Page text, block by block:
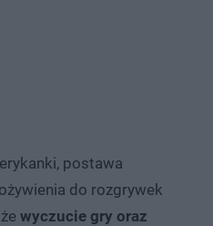
postawa
do rozgrywek
wyczucie gry oraz